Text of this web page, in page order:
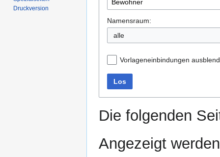
Namensraum:
alle
Vorlageneinbindungen
Los
Die folgenden
Angezeigt
Druckversion